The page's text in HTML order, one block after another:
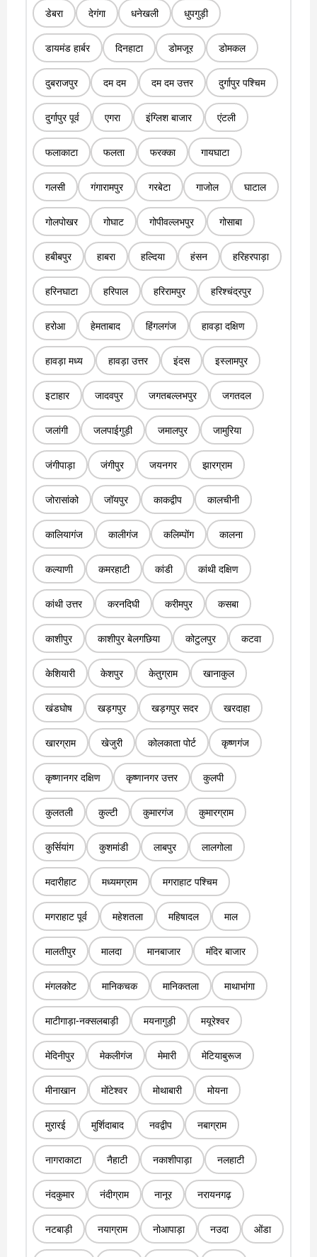
डेबरा देगंगा धनेखली धुपगुड़ी
डायमंड हार्बर दिनहाटा डोमजूर डोमकल
दुबराजपुर दम दम दम दम उत्तर दुर्गापुर पश्चिम
दुर्गापुर पूर्व एगरा इंग्लिश बाजार एंटली
फलाकाटा फलता फरक्का गायघाटा
गलसी गंगारामपुर गरबेटा गाजोल घाटाल
गोलपोखर गोघाट गोपीवल्लभपुर गोसाबा
हबीबपुर हाबरा हल्दिया हंसन हरिहरपाड़ा
हरिनघाटा हरिपाल हरिरामपुर हरिश्चंद्रपुर
हरोआ हेमताबाद हिंगलगंज हावड़ा दक्षिण
हावड़ा मध्य हावड़ा उत्तर इंदस इस्लामपुर
इटाहार जादवपुर जगतबल्लभपुर जगतदल
जलांगी जलपाईगुड़ी जमालपुर जामुरिया
जंगीपाड़ा जंगीपुर जयनगर झारग्राम
जोरासांको जॉयपुर काकद्वीप कालचीनी
कालियागंज कालीगंज कलिम्पोंग कालना
कल्याणी कमरहाटी कांडी कांथी दक्षिण
कांथी उत्तर करनदिघी करीमपुर कसबा
काशीपुर काशीपुर बेलगछिया कोटुलपुर कटवा
केशियारी केशपुर केतुग्राम खानाकुल
खंडघोष खड़गपुर खड़गपुर सदर खरदाहा
खारग्राम खेजुरी कोलकाता पोर्ट कृष्णगंज
कृष्णानगर दक्षिण कृष्णानगर उत्तर कुलपी
कुलतली कुल्टी कुमारगंज कुमारग्राम
कुर्सियांग कुशमांडी लाबपुर लालगोला
मदारीहाट मध्यमग्राम मगराहाट पश्चिम
मगराहाट पूर्व महेशतला महिषादल माल
मालतीपुर मालदा मानबाजार मंदिर बाजार
मंगलकोट मानिकचक मानिकतला माथाभांगा
माटीगाड़ा-नक्सलबाड़ी मयनागुड़ी मयूरेश्वर
मेदिनीपुर मेकलीगंज मेमारी मेटियाबुरूज
मीनाखान मोंटेश्वर मोथाबारी मोयना
मुरारई मुर्शिदाबाद नवद्वीप नबाग्राम
नागराकाटा नैहाटी नकाशीपाड़ा नलहाटी
नंदकुमार नंदीग्राम नानूर नरायनगढ़
नटबाड़ी नयाग्राम नोआपाड़ा नउदा ओंडा